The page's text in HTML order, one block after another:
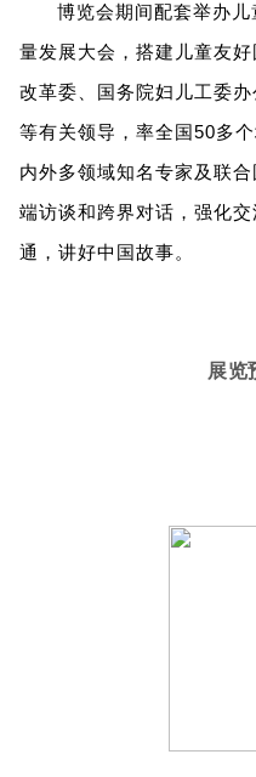
博览会期间配套举办儿
量发展大会，搭建儿童友
改革委、国务院妇儿工委
等有关领导，率全国50多
内外多领域知名专家及联
端访谈和跨界对话，强化
通，讲好中国故事。
展览